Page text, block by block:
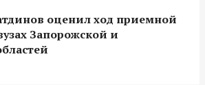
оценил ход приемной
Запорожской и